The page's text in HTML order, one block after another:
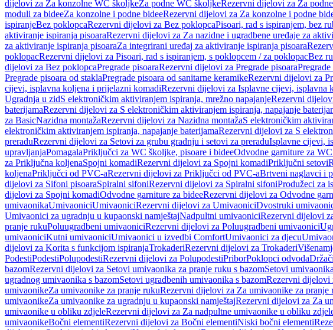
dijelovi za Za konzolne WC školjkeZa podne WC školjkeRezervni dijelovi za Za
moduli za bideeZa konzolne i podne bideeRezervni dijelovi za Za konzolne i podne
ispiranjeBez poklopcaRezervni dijelovi za Bez poklopcaPisoari, rad s ispiranjem, bez
aktiviranje ispiranja pisoaraRezervni dijelovi za Za nazidne i ugradbene uređaje za
za aktiviranje ispiranja pisoaraZa integrirani uređaj za aktiviranje ispiranja pisoara
poklopacRezervni dijelovi za Pisoari, rad s ispiranjem, s poklopcem / za poklopacBez
dijelovi za Bez poklopcaPregrade pisoaraRezervni dijelovi za Pregrade pisoara
Pregrade pisoara od staklaPregrade pisoara od sanitarne keramikeRezervni dijelovi za
cijevi, isplavna koljena i prijelazni komadiRezervni dijelovi za Isplavne cijevi, isplavna
Ugradnja u zidS elektroničkim aktiviranjem ispiranja, mrežno napajanjeRezervni
baterijamaRezervni dijelovi za S elektroničkim aktiviranjem ispiranja, napajanje
za BasicNazidna montažaRezervni dijelovi za Nazidna montažaS elektroničkim
elektroničkim aktiviranjem ispiranja, napajanje baterijamaRezervni dijelovi za S
preraduRezervni dijelovi za Setovi za grubu gradnju i setovi za preraduIsplavne cijevi,
upravljanjaPomagalaPriključci za WC školjke, pisoare i bideeOdvodne garniture za
za Priključna koljenaSpojni komadiRezervni dijelovi za Spojni komadiPriključni setovi
koljenaPriključci od PVC-aRezervni dijelovi za Priključci od PVC-aBrtveni naglavci i
dijelovi za Sifoni pisoaraSpiralni sifoniRezervni dijelovi za Spiralni sifoniProdužeci za
dijelovi za Spojni komadiOdvodne garniture za bideeRezervni dijelovi za Odvodne
umivaonikaUmivaoniciUmivaoniciRezervni dijelovi za UmivaoniciDvostruki
Umivaonici za ugradnju u kupaonski namještajNadpultni umivaoniciRezervni dijelovi
pranje rukuPoluugradbeni umivaoniciRezervni dijelovi za Poluugradbeni umivaonici
umivaoniciKutni umivaoniciUmivaonici u izvedbi ComfortUmivaonici za djecu
dijelovi za Korita s funkcijom ispiranjaTrokaderiRezervni dijelovi za Trokaderi
PodestiPodestiPolupodestiRezervni dijelovi za PolupodestiPriborPoklopci odvoda
bazomRezervni dijelovi za Setovi umivaonika za pranje ruku s bazomSetovi
ugradnog umivaonika s bazomSetovi ugradbenih umivaonika s bazomRezervni dijelovi
umivaonikeZa umivaonike za pranje rukuRezervni dijelovi za Za umivaonike za pranje
umivaonikeZa umivaonike za ugradnju u kupaonski namještajRezervni dijelovi za Za
umivaonike u obliku zdjeleRezervni dijelovi za Za nadpultne umivaonike u obliku
umivaonikeBočni elementiRezervni dijelovi za Bočni elementiNiski bočni elementi